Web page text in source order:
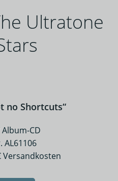
Ultratone
no Shortcuts“
CD
AL61106
Versandkosten